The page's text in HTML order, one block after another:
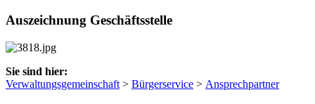
Auszeichnung Geschäftsstelle
Sie sind hier:
Verwaltungsgemeinschaft > Bürgerservice > Ansprechpartner